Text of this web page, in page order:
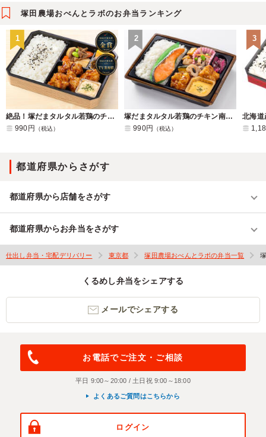
塚田農場おべんとラボのお弁当ランキング
1
絶品！塚だまタルタル若鶏のチキン南蛮弁当
990円
（税込）
2
塚だまタルタル若鶏のチキン南蛮と塩鮭の幕ノ内弁当
990円
（税込）
3
都道府県からさがす
都道府県から店舗をさがす
都道府県からお弁当をさがす
仕出し弁当・宅配デリバリー 東京都 塚田農場おべんとラボの弁当一覧
くるめし弁当をシェアする
メールでシェアする
お電話でご注文・ご相談
平日 9:00～20:00 / 土日祝 9:00～18:00
よくあるご質問はこちらから
ログイン